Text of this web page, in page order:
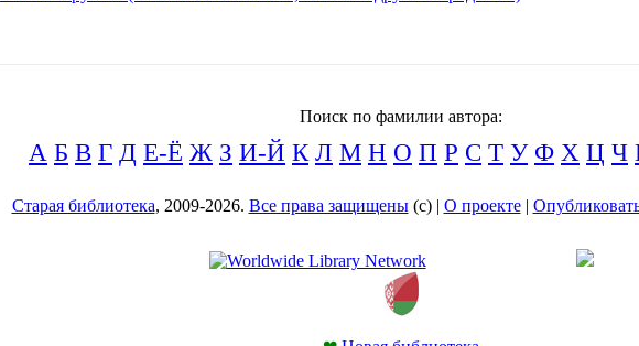
Поиск по фамилии автора:
А Б В Г Д Е-Ё Ж З И-Й К Л М Н О П Р С Т У Ф Х Ц Ч
Старая библиотека, 2009-2026. Все права защищены(с) | О проекте|